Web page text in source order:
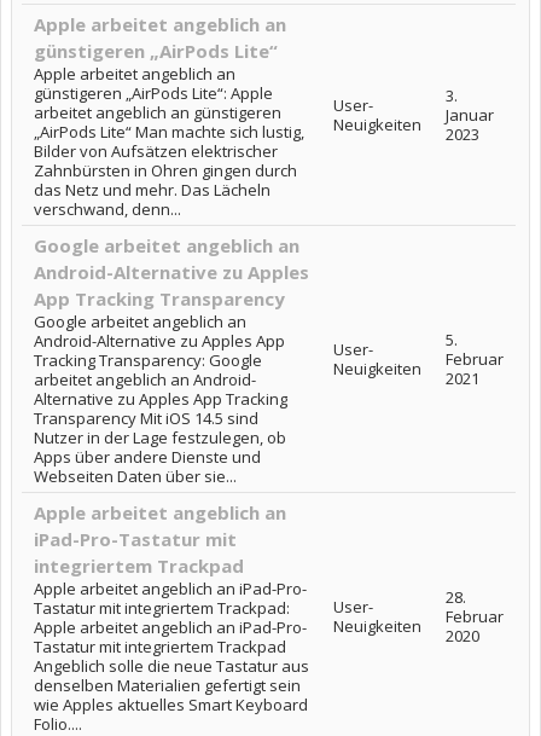
Apple arbeitet angeblich an
günstigeren „AirPods Lite“
Apple arbeitet angeblich an
günstigeren „AirPods Lite“: Apple
arbeitet angeblich an günstigeren
„AirPods Lite“ Man machte sich lustig,
Bilder von Aufsätzen elektrischer
Zahnbürsten in Ohren gingen durch
das Netz und mehr. Das Lächeln
verschwand, denn...
User-
Neuigkeiten
3.
Januar
2023
Google arbeitet angeblich an
Android-Alternative zu Apples
App Tracking Transparency
Google arbeitet angeblich an
Android-Alternative zu Apples App
Tracking Transparency: Google
arbeitet angeblich an Android-
Alternative zu Apples App Tracking
Transparency Mit iOS 14.5 sind
Nutzer in der Lage festzulegen, ob
Apps über andere Dienste und
Webseiten Daten über sie...
User-
Neuigkeiten
5.
Februar
2021
Apple arbeitet angeblich an
iPad-Pro-Tastatur mit
integriertem Trackpad
Apple arbeitet angeblich an iPad-Pro-
Tastatur mit integriertem Trackpad:
Apple arbeitet angeblich an iPad-Pro-
Tastatur mit integriertem Trackpad
Angeblich solle die neue Tastatur aus
denselben Materialien gefertigt sein
wie Apples aktuelles Smart Keyboard
Folio....
User-
Neuigkeiten
28.
Februar
2020